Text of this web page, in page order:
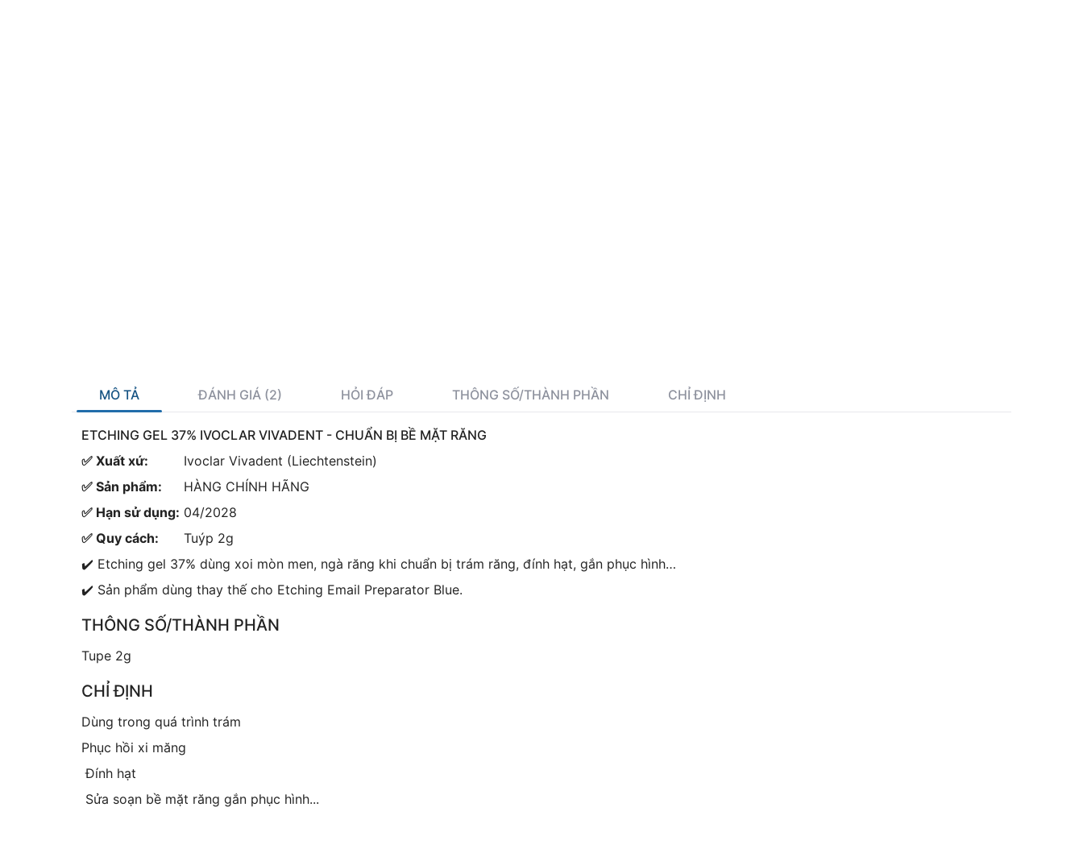
MÔ TẢ ĐÁNH GIÁ (2) HỎI ĐÁP THÔNG SỐ/THÀNH PHẦN CHỈ ĐỊNH
ETCHING GEL 37% IVOCLAR VIVADENT - CHUẨN BỊ BỀ MẶT RĂNG
✅ Xuất xứ:
Ivoclar Vivadent (Liechtenstein)
✅ Sản phẩm:
HÀNG CHÍNH HÃNG
✅ Hạn sử dụng: 04/2028
✅ Quy cách:
Tuýp 2g
✔️ Etching gel 37% dùng xoi mòn men, ngà răng khi chuẩn bị trám răng, đính hạt, gắn phục hình…
✔️ Sản phẩm dùng thay thế cho Etching Email Preparator Blue.
THÔNG SỐ/THÀNH PHẦN
Tupe 2g
CHỈ ĐỊNH
Dùng trong quá trình trám
Phục hồi xi măng
Đính hạt
Sửa soạn bề mặt răng gắn phục hình...